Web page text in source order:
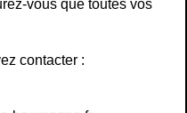
vous que toutes vos
contacter :